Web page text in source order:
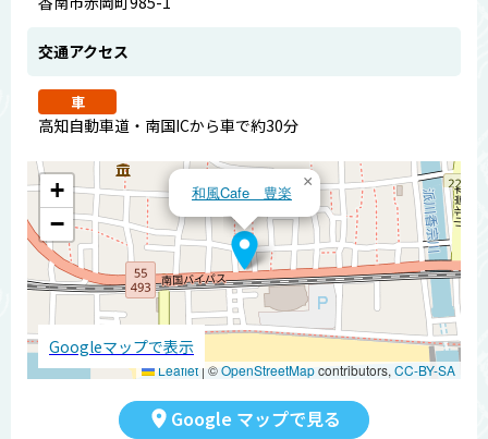
交通アクセス
車
高知自動車道・南国ICから車で約30分
和風Cafe 豊楽
×
+
−
Leaflet | ©OpenStreetMapcontributors, CC-BY-SA
Googleマップで表示
Google マップで見る